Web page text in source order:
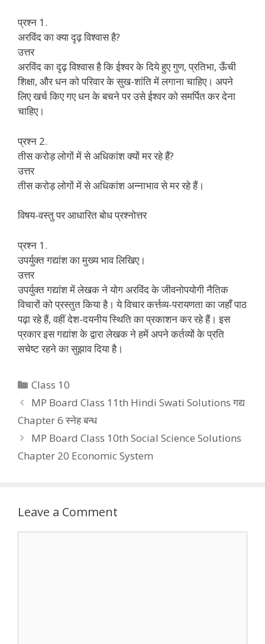
प्रश्न 1.
अरविंद का क्या दृढ़ विश्वास है?
उत्तर
अरविंद का दृढ़ विश्वास है कि ईश्वर के दिये हुए गुण, प्रतिभा, ऊँची
शिक्षा, और धन को परिवार के सुख-शांति में लगाना चाहिए। अपने
लिए खर्च किए गए धन के बचने पर उसे ईश्वर को समर्पित कर देना
चाहिए।
प्रश्न 2.
तीस करोड़ लोगों में से अधिकांश क्यों मर रहे हैं?
उत्तर
तीस करोड़ लोगों में से अधिकांश अन्नाभाव से मर रहे हैं।
विषय-वस्तु पर आधारित बोध प्रश्नोत्तर
प्रश्न 1.
उपर्युक्त गद्यांश का मुख्य भाव लिखिए।
उत्तर
उपर्युक्त गद्यांश में लेखक ने योग अरविंद के जीवनोपयोगी नैतिक
विचारों को प्रस्तुत किया है। ये विचार कर्त्तव्य-परायणता का जहाँ पाठ
पढ़ा रहे हैं, वहीं देश-दयनीय स्थिति का प्रकाशन कर रहे हैं। इस
प्रकार इस गद्यांश के द्वारा लेखक ने हमें अपने कर्तव्यों के प्रति
सचेष्ट रहने का सुझाव दिया है।
Categories
Class 10
MP Board Class 11th Hindi Swati Solutions गद्य
Chapter 6 स्नेह बन्ध
MP Board Class 10th Social Science Solutions
Chapter 20 Economic System
Leave a Comment